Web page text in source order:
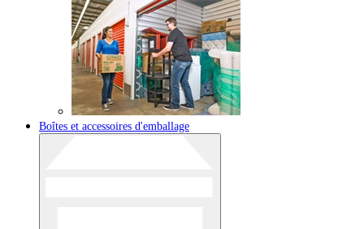
Boîtes et accessoires d'emballage